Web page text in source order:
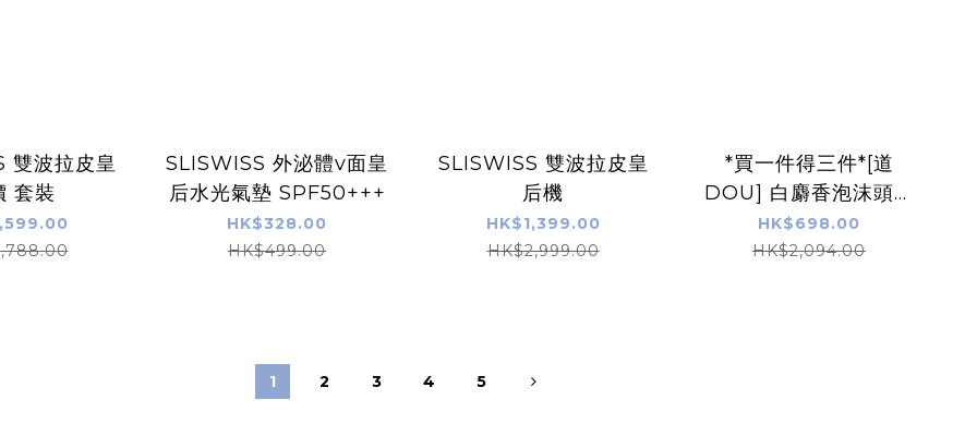
雙波拉皮皇
套裝
SLISWISS 外泌體v面皇
后水光氣墊 SPF50+++
HK$328.00
HK$499.00
SLISWISS 雙波拉皮皇
后機
HK$1,399.00
HK$2,999.00
*買一件得三件*[道
DOU] 白麝香泡沫頭皮
精華 50g X2支 再送 美
白炭酸泡沫面膜 x1支
HK$698.00
HK$2,094.00
1 2 3 4 5